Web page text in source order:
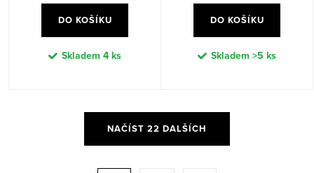
DO KOŠÍKU
Skladem 4 ks
DO KOŠÍKU
Skladem >5 ks
NAČÍST 22 DALŠÍCH